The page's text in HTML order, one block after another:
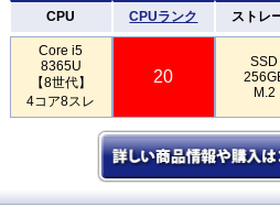
CPU CPUランク ストレ
Core i5
8365U
【8世代】
4コア8スレ
20
SSD
M.2